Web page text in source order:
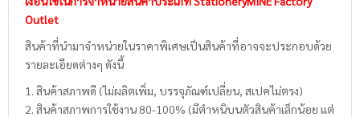
Outlet
สินค้าที่นำมาจำหน่ายในราคาพิเศษเป็นสินค้าที่อาจจะประกอบด้วย
รายละเอียดต่างๆ ดังนี้
1. สินค้าสภาพดี (ไม่ผลิตเพิ่ม, บรรจุภัณฑ์เปลี่ยน, สเปคไม่ตรง)
2. สินค้าสภาพการใช้งาน 80-100% (มีตำหนิบนตัวสินค้าเล็กน้อย แต่